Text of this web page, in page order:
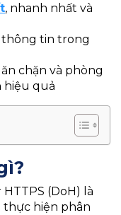
, nhanh nhất và
thông tin trong
chặn và phòng
hiệu quả
HTTPS (DoH) là
thực hiện phân